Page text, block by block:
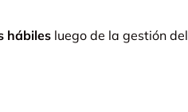
hábiles luego de la gestión del